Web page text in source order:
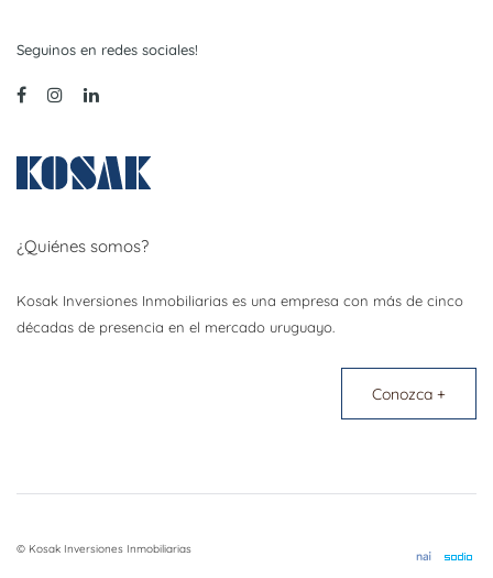
Seguinos en redes sociales!
¿Quiénes somos?
Kosak Inversiones Inmobiliarias es una empresa con más de cinco
décadas de presencia en el mercado uruguayo.
Conozca +
© Kosak Inversiones Inmobiliarias